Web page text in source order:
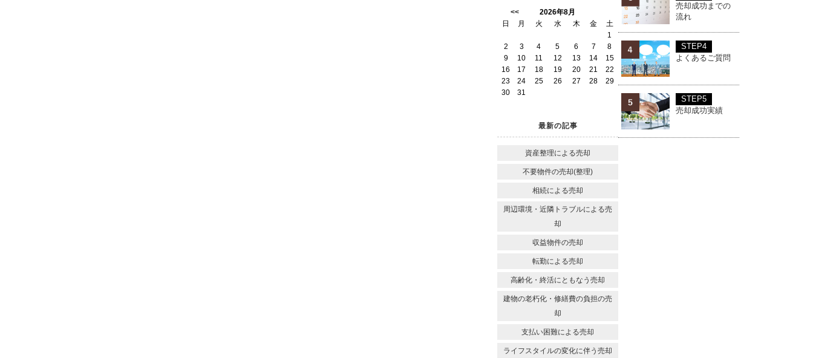
売却成功までの
流れ
STEP4
よくあるご質問
STEP5
売却成功実績
<<
2026年8月
日
月 火 水 木 金
土
1
2
3 4 5 6 7
8
9
10 11 12 13 14
15
16
17 18 19 20 21
22
23
24 25 26 27 28
29
30
31
最新の記事
資産整理による売却
不要物件の売却(整理)
相続による売却
周辺環境・近隣トラブルによる売
却
収益物件の売却
転勤による売却
高齢化・終活にともなう売却
建物の老朽化・修繕費の負担の売
却
支払い困難による売却
ライフスタイルの変化に伴う売却